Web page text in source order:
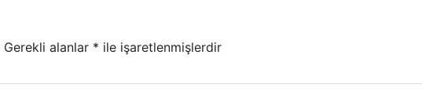
Gerekli alanlar * ile işaretlenmişlerdir